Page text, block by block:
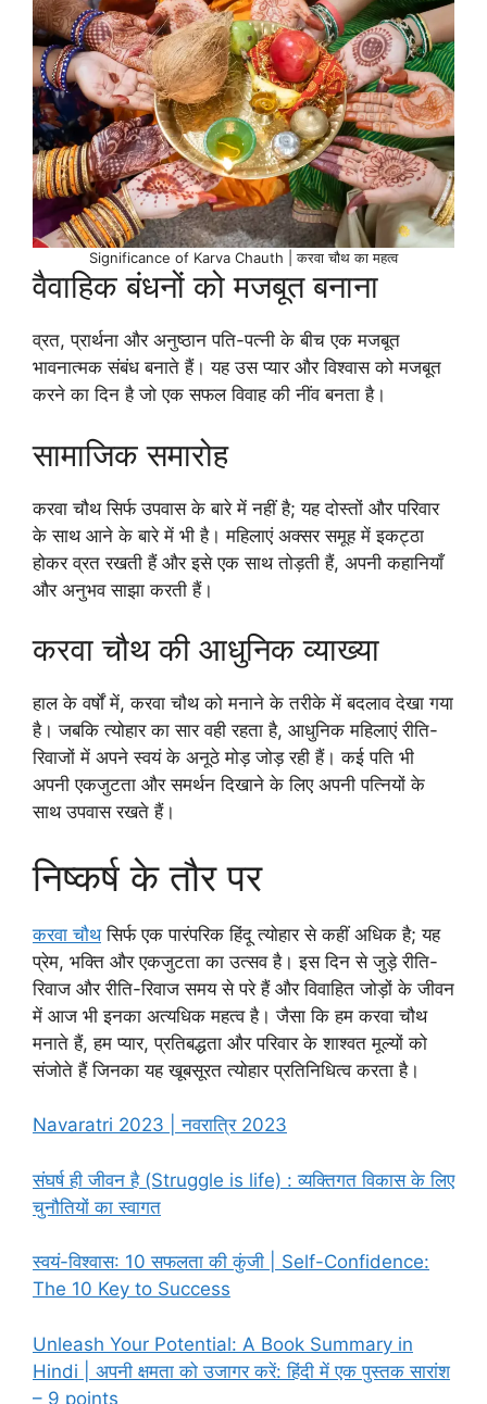
Significance of Karva Chauth | करवा चौथ का महत्व
वैवाहिक बंधनों को मजबूत बनाना
व्रत, प्रार्थना और अनुष्ठान पति-पत्नी के बीच एक मजबूत
भावनात्मक संबंध बनाते हैं। यह उस प्यार और विश्वास को मजबूत
करने का दिन है जो एक सफल विवाह की नींव बनता है।
सामाजिक समारोह
करवा चौथ सिर्फ उपवास के बारे में नहीं है; यह दोस्तों और परिवार
के साथ आने के बारे में भी है। महिलाएं अक्सर समूह में इकट्ठा
होकर व्रत रखती हैं और इसे एक साथ तोड़ती हैं, अपनी कहानियाँ
और अनुभव साझा करती हैं।
करवा चौथ की आधुनिक व्याख्या
हाल के वर्षों में, करवा चौथ को मनाने के तरीके में बदलाव देखा गया
है। जबकि त्योहार का सार वही रहता है, आधुनिक महिलाएं रीति-
रिवाजों में अपने स्वयं के अनूठे मोड़ जोड़ रही हैं। कई पति भी
अपनी एकजुटता और समर्थन दिखाने के लिए अपनी पत्नियों के
साथ उपवास रखते हैं।
निष्कर्ष के तौर पर
करवा चौथसिर्फ एक पारंपरिक हिंदू त्योहार से कहीं अधिक है; यह
प्रेम, भक्ति और एकजुटता का उत्सव है। इस दिन से जुड़े रीति-
रिवाज और रीति-रिवाज समय से परे हैं और विवाहित जोड़ों के जीवन
में आज भी इनका अत्यधिक महत्व है। जैसा कि हम करवा चौथ
मनाते हैं, हम प्यार, प्रतिबद्धता और परिवार के शाश्वत मूल्यों को
संजोते हैं जिनका यह खूबसूरत त्योहार प्रतिनिधित्व करता है।
Navaratri 2023 | नवरात्रि 2023
संघर्ष ही जीवन है (Struggle is life) : व्यक्तिगत विकास के लिए
चुनौतियों का स्वागत
स्वयं-विश्वास: 10 सफलता की कुंजी | Self-Confidence:
The 10 Key to Success
Unleash Your Potential: A Book Summary in
Hindi | अपनी क्षमता को उजागर करें: हिंदी में एक पुस्तक सारांश
– 9 points